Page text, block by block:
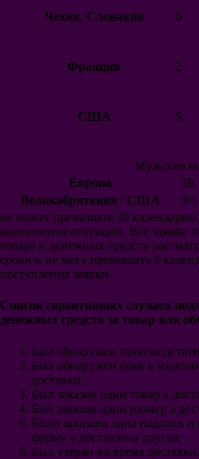
Суонси
Альбион
Астон
Интер
Рома
Наполи
Лацио
Аталанта
ПСЖ
Монако
Марсель
Лилль
РБ
Вольфсбург
Шальке 04
Чехия, Словакия 6
Франция 2
США S
Мужские
Европа
39
Великобритания / США
9½
не может превышать 30
выполнения операции. Все заявки
товара и денежных средств
сроки и не могу превышать 5
поступления заявки.
Список гарантийных случаев
денежных средств за товар или
Был обнаружен
Был обнаружен брак в
доставки;
Был заказан один товар а
Был заказан один размер а
Была заказана одна надпись
форму а доставлена другая;
Был утерян во время доставки.